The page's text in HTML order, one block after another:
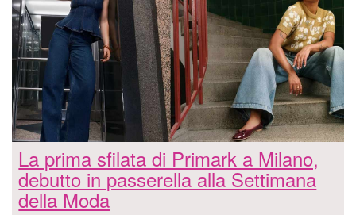
La prima sfilata di Primark a Milano,
debutto in passerella alla Settimana
della Moda